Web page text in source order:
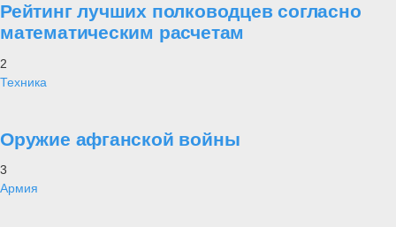
лет назад. Пять лет назад фрегат, вооруженный двумя
корабельными комплексами на восемь ракет «Калибр-НК» и
ходовых испытаний состоялся в конце 2018 года.
и беспринципному Западу отравить сознание нашего брата, купить
за печенки его совесть, вложить в его руку нож?! Посему за общим
братским прошлым многих поколений, появился Иуда? Понимая